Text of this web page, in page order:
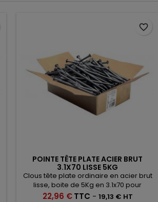
POINTE TÊTE PLATE ACIER BRUT
3.1X70 LISSE 5KG
Clous tête plate ordinaire en acier brut
lisse, boite de 5Kg en 3.1x70 pour
fixation bois
Prix
22,96 € TTC - 19,13 € HT
favorite_border